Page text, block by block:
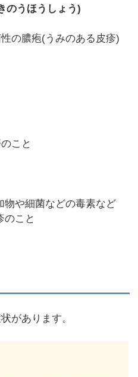
のうほうしょう)
の膿疱(うみのある皮疹)
こと
や細菌などの毒素など
のこと
があります。